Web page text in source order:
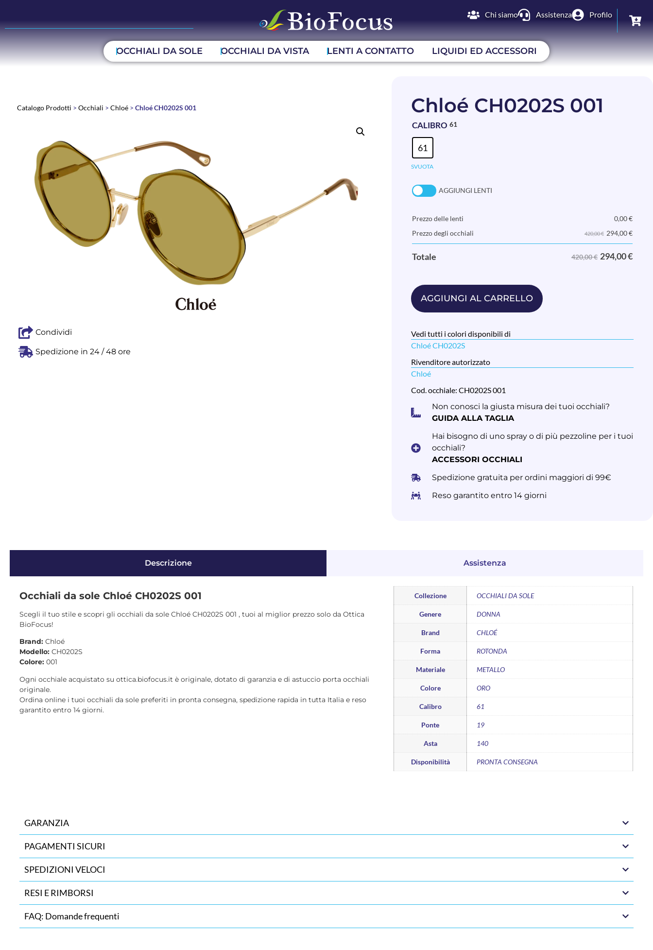
Chi siamo Assistenza Profilo
OCCHIALI DA SOLE OCCHIALI DA VISTA LENTI A CONTATTO LIQUIDI ED ACCESSORI
Catalogo Prodotti > Occhiali > Chloé > Chloé CH0202S 001
Condividi
Spedizione in 24 / 48 ore
Chloé CH0202S 001
CALIBRO 61
61
SVUOTA
AGGIUNGI LENTI
Prezzo delle lenti 0,00€
Prezzo degli occhiali
420,00 € 294,00€
Totale 420,00 € 294,00€
AGGIUNGI AL CARRELLO
Vedi tutti i colori disponibili di
Chloé CH0202S
Rivenditore autorizzato
Chloé
Cod. occhiale: CH0202S 001
Non conosci la giusta misura dei tuoi occhiali?
GUIDA ALLA TAGLIA
Hai bisogno di uno spray o di più pezzoline per i tuoi
occhiali?
ACCESSORI OCCHIALI
Spedizione gratuita per ordini maggiori di 99€
Reso garantito entro 14 giorni
Descrizione Assistenza
Occhiali da sole Chloé CH0202S 001
Scegli il tuo stile e scopri gli occhiali da sole Chloé CH0202S 001 , tuoi al miglior prezzo solo da Ottica
BioFocus!
Brand: Chloé
Modello: CH0202S
Colore: 001
Ogni occhiale acquistato su ottica.biofocus.it è originale, dotato di garanzia e di astuccio porta occhiali
originale.
Ordina online i tuoi occhiali da sole preferiti in pronta consegna, spedizione rapida in tutta Italia e reso
garantito entro 14 giorni.
Collezione OCCHIALI DA SOLE
Genere DONNA
Brand CHLOÉ
Forma ROTONDA
Materiale METALLO
Colore ORO
Calibro 61
Ponte 19
Asta 140
Disponibilità PRONTA CONSEGNA
GARANZIA
PAGAMENTI SICURI
SPEDIZIONI VELOCI
RESI E RIMBORSI
FAQ: Domande frequenti